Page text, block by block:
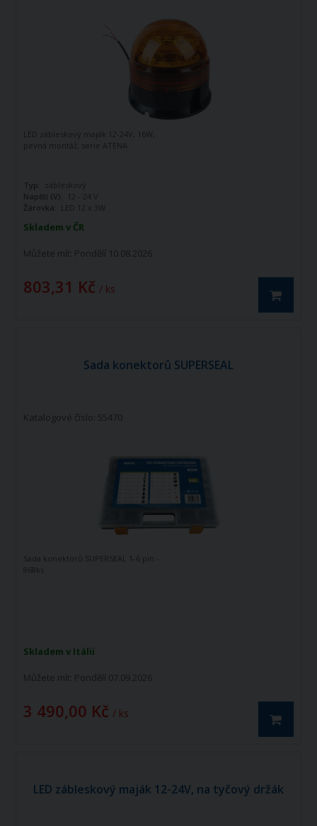
Skladem v ČR
Můžete mít: Pondělí 10.08.2026
803,31 Kč / ks
LED zábleskový maják 12-24V, 16W,
pevná montáž, serie ATENA
Typ: zábleskový
Napětí (V):
12 - 24 V
Žárovka: LED 12 x 3W
Sada konektorů SUPERSEAL
Katalogové číslo: 55470
Skladem v Itálii
Můžete mít: Pondělí 07.09.2026
3 490,00 Kč / ks
Sada konektorů SUPERSEAL 1-6 pin -
868ks
LED zábleskový maják 12-24V, na tyčový držák